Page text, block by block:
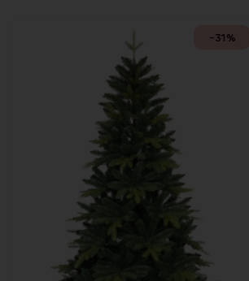
-31%